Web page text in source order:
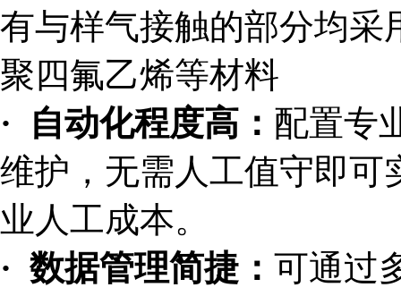
有与样气接触的部分均采
聚四氟乙烯等材料
· 自动化程度高： 配置专
维护，无需人工值守即可
业人工成本。
· 数据管理简捷： 可通过